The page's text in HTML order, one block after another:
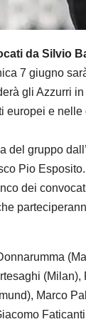
da Silvio
7 giugno
gli Azzurri
e
del gruppo
Pio
dei
Marco